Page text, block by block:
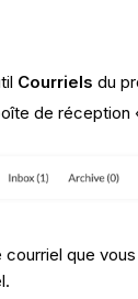
Courriels du
de réception
courriel que